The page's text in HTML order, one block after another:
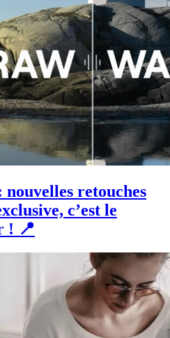
retouches
c’est le
! 📍